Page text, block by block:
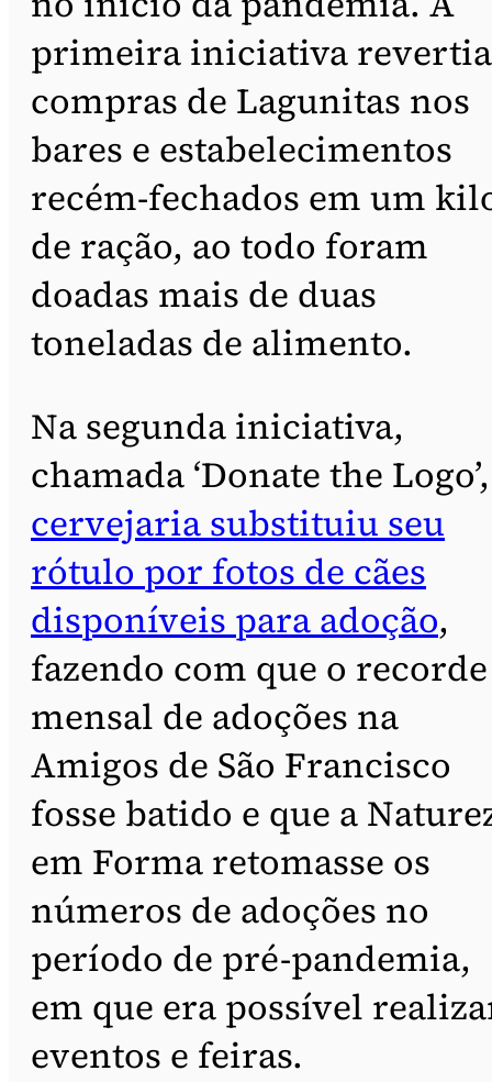
primeira iniciativa revertia
compras de Lagunitas nos
bares e estabelecimentos
recém-fechados em um
de ração, ao todo foram
doadas mais de duas
toneladas de alimento.
Na segunda iniciativa,
chamada ‘Donate the
cervejaria substituiu seu
rótulo por fotos de cães
disponíveis para adoção,
fazendo com que o recorde
mensal de adoções na
Amigos de São Francisco
fosse batido e que a
em Forma retomasse os
números de adoções no
período de pré-pandemia,
em que era possível
eventos e feiras.